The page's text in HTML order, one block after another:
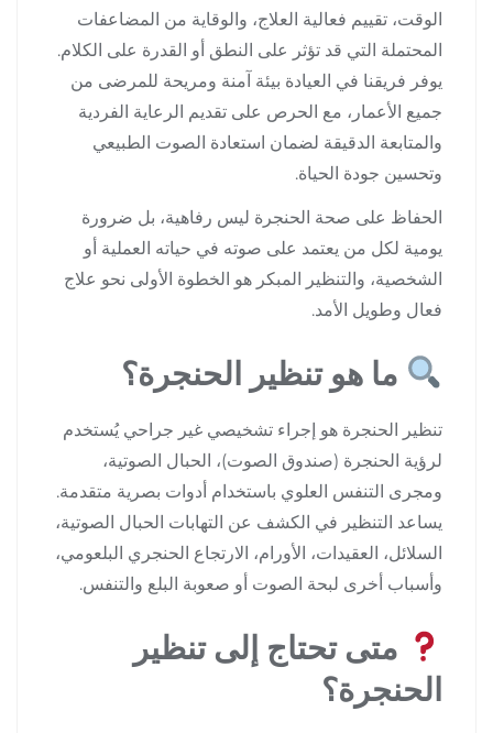
الوقت، تقييم فعالية العلاج، والوقاية من المضاعفات
المحتملة التي قد تؤثر على النطق أو القدرة على الكلام.
يوفر فريقنا في العيادة بيئة آمنة ومريحة للمرضى من
جميع الأعمار، مع الحرص على تقديم الرعاية الفردية
والمتابعة الدقيقة لضمان استعادة الصوت الطبيعي
وتحسين جودة الحياة.
الحفاظ على صحة الحنجرة ليس رفاهية، بل ضرورة
يومية لكل من يعتمد على صوته في حياته العملية أو
الشخصية، والتنظير المبكر هو الخطوة الأولى نحو علاج
فعال وطويل الأمد.
ما هو تنظير الحنجرة؟
تنظير الحنجرة هو إجراء تشخيصي غير جراحي يُستخدم
لرؤية الحنجرة (صندوق الصوت)، الحبال الصوتية،
ومجرى التنفس العلوي باستخدام أدوات بصرية متقدمة.
يساعد التنظير في الكشف عن التهابات الحبال الصوتية،
السلائل، العقيدات، الأورام، الارتجاع الحنجري البلعومي،
وأسباب أخرى لبحة الصوت أو صعوبة البلع والتنفس.
متى تحتاج إلى تنظير
الحنجرة؟